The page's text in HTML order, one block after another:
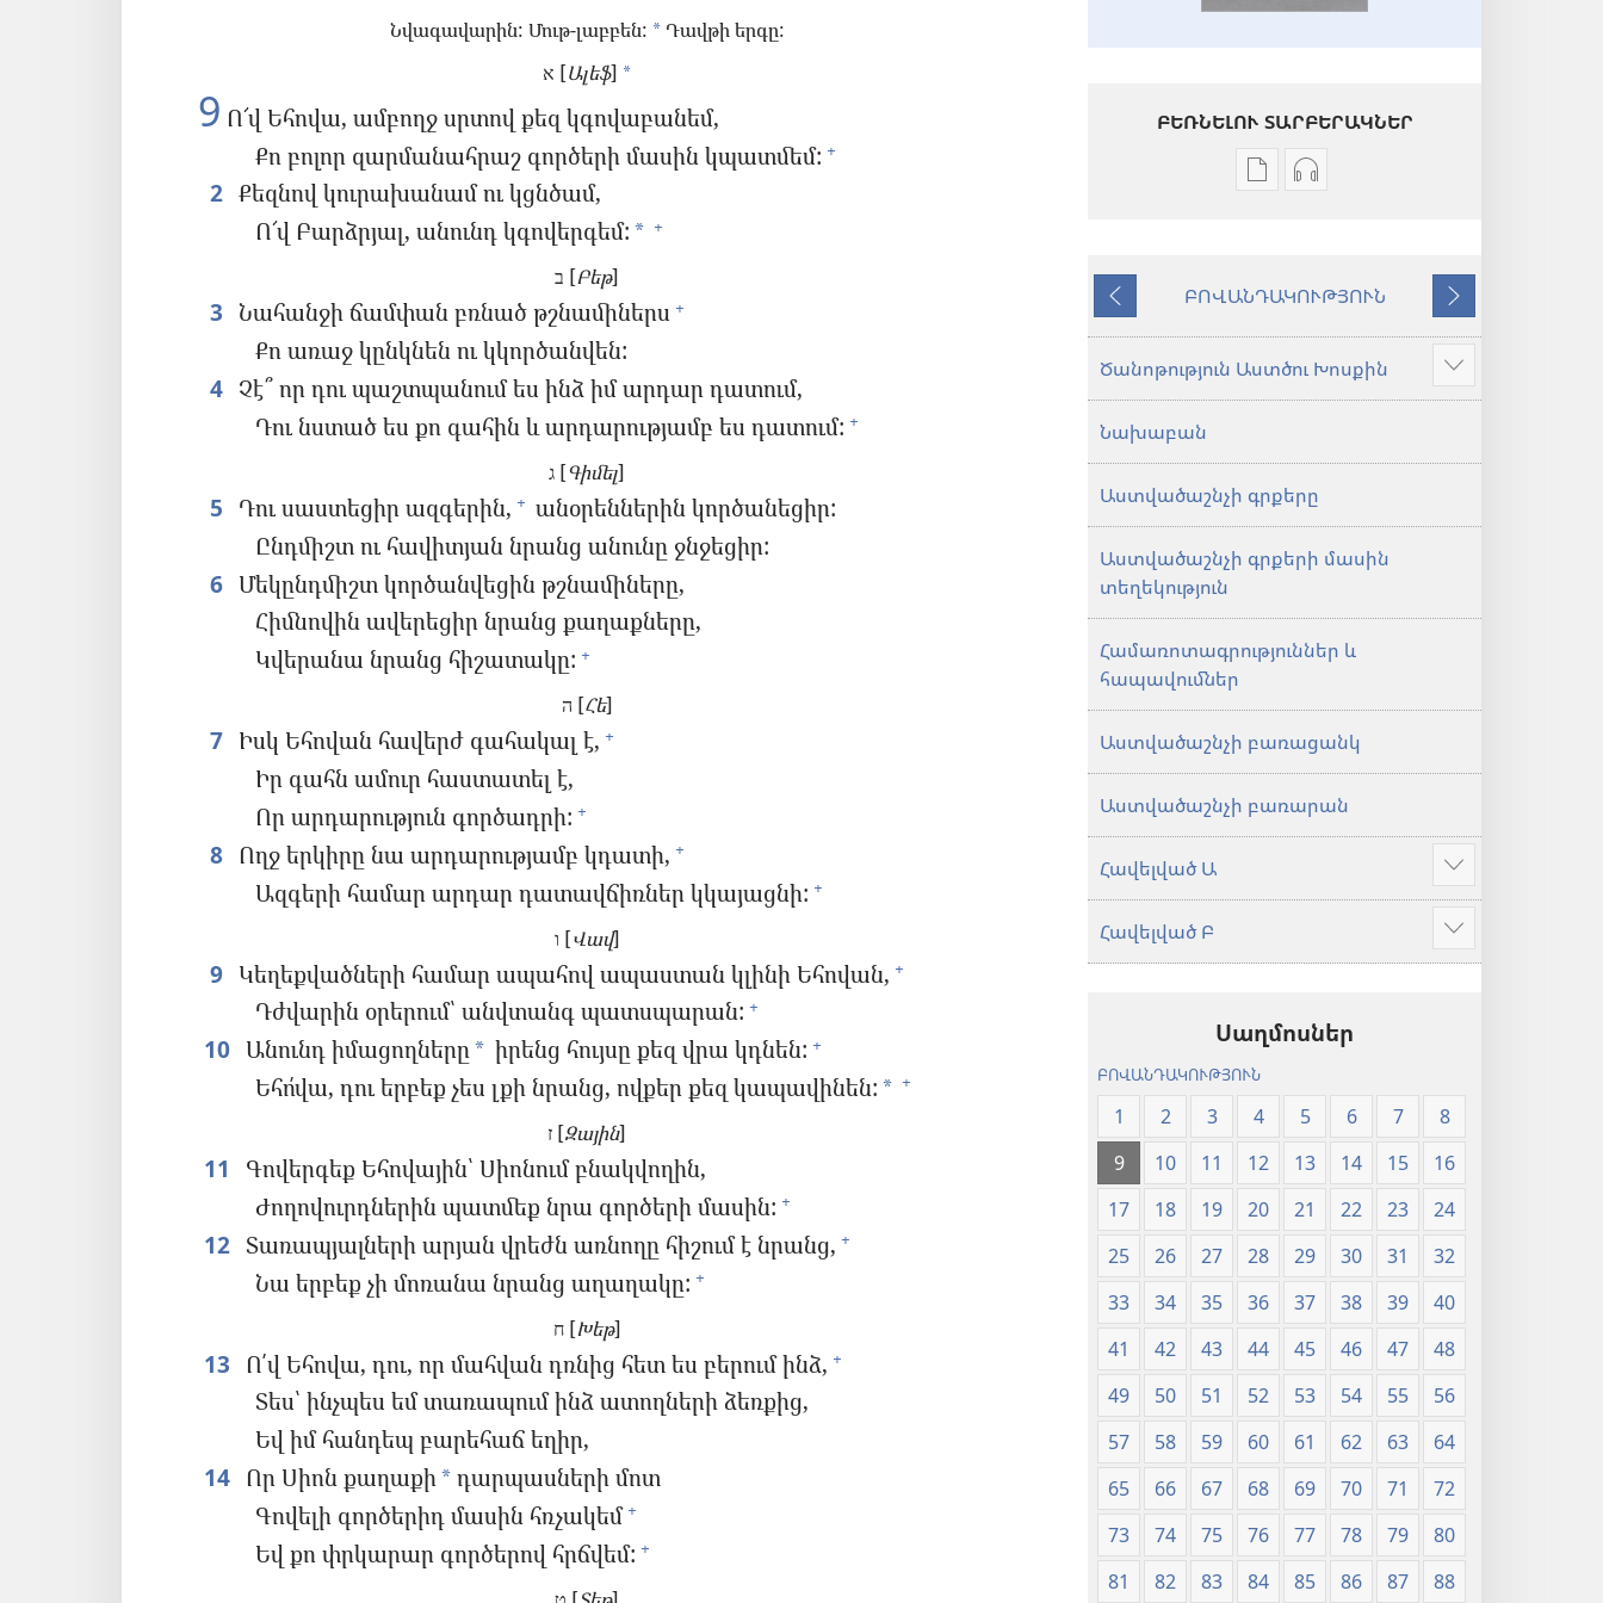
Նվագավարին: Մութ-լաբբեն: *Դավթի երգը:
א [Ալեֆ] *
9 Ո՜վ Եհովա, ամբողջ սրտով քեզ կգովաբանեմ,
Քո բոլոր զարմանահրաշ գործերի մասին կպատմեմ: +
2 Քեզնով կուրախանամ ու կցնծամ,
Ո՜վ Բարձրյալ, անունդ կգովերգեմ: * +
ב [Բեթ]
3 Նահանջի ճամփան բռնած թշնամիներս +
Քո առաջ կընկնեն ու կկործանվեն:
4 Չէ՞ որ դու պաշտպանում ես ինձ իմ արդար դատում,
Դու նստած ես քո գահին և արդարությամբ ես դատում: +
ג [Գիմել]
5 Դու սաստեցիր ազգերին, + անօրեններին կործանեցիր:
Ընդմիշտ ու հավիտյան նրանց անունը ջնջեցիր:
6 Մեկընդմիշտ կործանվեցին թշնամիները,
Հիմնովին ավերեցիր նրանց քաղաքները,
Կվերանա նրանց հիշատակը: +
ה [Հե]
7 Իսկ Եհովան հավերժ գահակալ է, +
Իր գահն ամուր հաստատել է,
Որ արդարություն գործադրի: +
8 Ողջ երկիրը նա արդարությամբ կդատի, +
Ազգերի համար արդար դատավճիռներ կկայացնի: +
ו [Վավ]
9 Կեղեքվածների համար ապահով ապաստան կլինի Եհովան, +
Դժվարին օրերում՝ անվտանգ պատսպարան: +
10 Անունդ իմացողները* իրենց հույսը քեզ վրա կդնեն: +
Եհո՛վա, դու երբեք չես լքի նրանց, ովքեր քեզ կապավինեն: * +
ז [Զային]
11
Գովերգեք Եհովային՝ Սիոնում բնակվողին,
Ժողովուրդներին պատմեք նրա գործերի մասին: +
12 Տառապյալների արյան վրեժն առնողը հիշում է նրանց, +
Նա երբեք չի մոռանա նրանց աղաղակը: +
ח [Խեթ]
13 Ո՛վ Եհովա, դու, որ մահվան դռնից հետ ես բերում ինձ, +
Տես՝ ինչպես եմ տառապում ինձ ատողների ձեռքից,
Եվ իմ հանդեպ բարեհաճ եղիր,
14 Որ Սիոն քաղաքի*դարպասների մոտ
Գովելի գործերիդ մասին հռչակեմ +
Եվ քո փրկարար գործերով հրճվեմ: +
ԲԵՌՆԵԼՈՒ ՏԱՐԲԵՐԱԿՆԵՐ
Թվային
Աստվածաշունչ.
աշխարհ»
թարգմանություն
Աուդիոձայնագրությունները
Աստվածաշունչ.
«Նոր
թարգմանություն
(2024)
Նախորդ
ԲՈՎԱՆԴԱԿՈՒԹՅՈՒՆ
Հաջորդ
Ծանոթություն Աստծու Խոսքին
Ցույց
տալ
Նախաբան
Աստվածաշնչի գրքերը
Աստվածաշնչի գրքերի մասին
տեղեկություն
Համառոտագրություններ և
հապավումներ
Աստվածաշնչի բառացանկ
Աստվածաշնչի բառարան
Հավելված Ա
Ցույց
տալ
ավելին
Հավելված Բ
Ցույց
տալ
Սաղմոսներ
ԲՈՎԱՆԴԱԿՈՒԹՅՈՒՆ
1 2 3 4 5 6 7
8
9
10 11 12 13 14 15
16
17
18 19 20 21 22 23
24
25
26 27 28 29 30 31
32
33
34 35 36 37 38 39
40
41
42 43 44 45 46 47
48
49
50 51 52 53 54 55
56
57
58 59 60 61 62 63
64
65
66 67 68 69 70 71
72
73
74 75 76 77 78 79
80
81
82 83 84 85 86 87 88